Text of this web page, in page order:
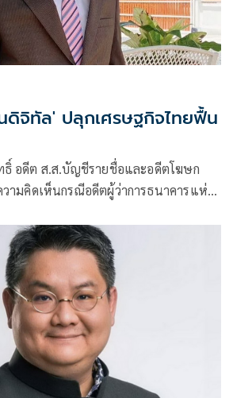
ดิจิทัล' ปลุกเศรษฐกิจไทยฟื้น
อดีต ส.ส.บัญชีรายชื่อและอดีตโฆษก
ามคิดเห็นกรณีอดีตผู้ว่าการธนาคารแห่ง